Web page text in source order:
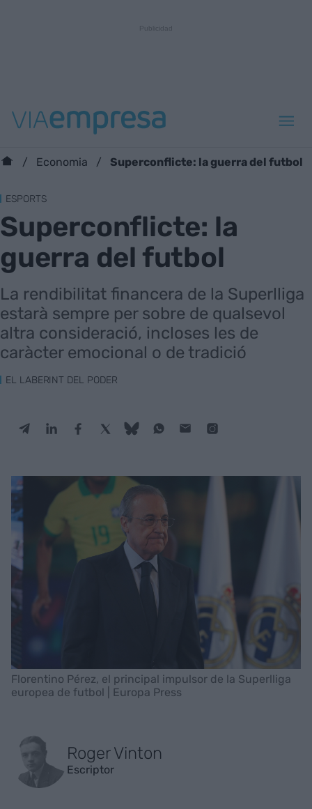
Economia Superconflicte: la guerra del futbol
ESPORTS
Superconflicte: la
guerra del futbol
La rendibilitat financera de la Superlliga
estarà sempre per sobre de qualsevol
altra consideració, incloses les de
caràcter emocional o de tradició
EL LABERINT DEL PODER
Florentino Pérez, el principal impulsor de la Superlliga
europea de futbol | Europa Press
Roger Vinton
Escriptor